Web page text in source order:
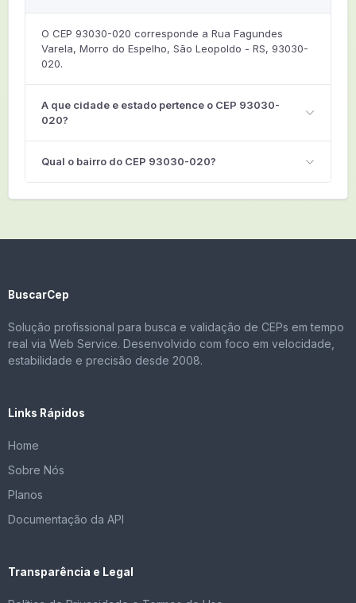
O CEP 93030-020 corresponde a Rua Fagundes
Varela, Morro do Espelho, São Leopoldo - RS, 93030-
020.
A que cidade e estado pertence o CEP 93030-
020?
Qual o bairro do CEP 93030-020?
BuscarCep
Solução profissional para busca e validação de CEPs em tempo
real via Web Service. Desenvolvido com foco em velocidade,
estabilidade e precisão desde 2008.
Links Rápidos
Home
Sobre Nós
Planos
Documentação da API
Transparência e Legal